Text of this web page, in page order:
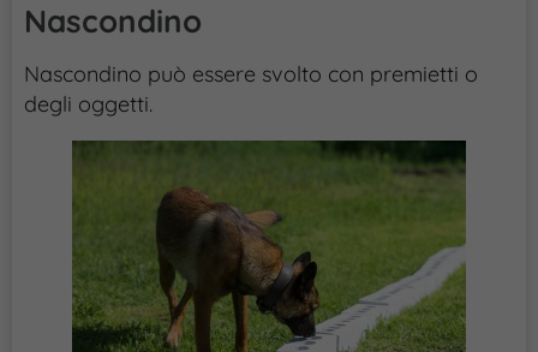
Nascondino
Nascondino può essere svolto con premietti o
degli oggetti.